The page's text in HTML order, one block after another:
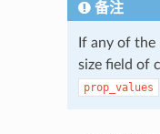
备注
If any of the
size field of
prop_values